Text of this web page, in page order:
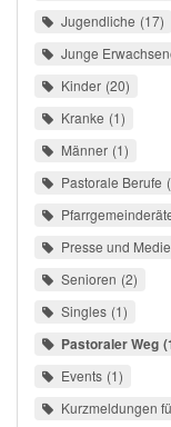
Jugendliche 17
Junge
Kinder 20
Kranke 1
Männer 1
Pastorale Berufe
Presse und
Senioren 2
Singles 1
Pastoraler Weg
Events 1
Kurzmeldungen